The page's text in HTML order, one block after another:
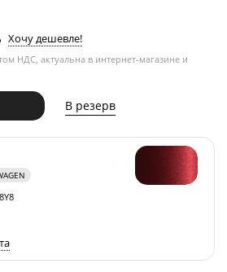
Хочу дешевле!
НДС, актуальна в интернет-магазине и
В резерв